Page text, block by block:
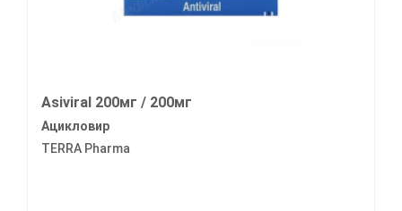
Asiviral 200мг / 200мг
Ацикловир
TERRA Pharma